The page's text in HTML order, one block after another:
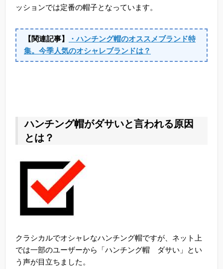
ッションでは定番の帽子となっています。
【関連記事】
・ハンチング帽のオススメブランド特
集。今季人気のオシャレブランドは？
ハンチング帽がダサいと言われる原因
とは？
クラシカルでオシャレなハンチング帽ですが、ネット上
では一部のユーザーから「ハンチング帽 ダサい」とい
う声が目立ちました。